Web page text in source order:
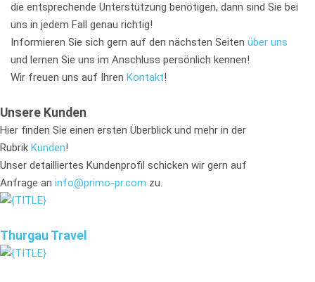
die entsprechende Unterstützung benötigen, dann sind Sie bei
uns in jedem Fall genau richtig!
Informieren Sie sich gern auf den nächsten Seiten über uns
und lernen Sie uns im Anschluss persönlich kennen!
Wir freuen uns auf Ihren Kontakt!
Unsere Kunden
Hier finden Sie einen ersten Überblick und mehr in der
Rubrik Kunden!
Unser detailliertes Kundenprofil schicken wir gern auf
Anfrage an info@primo-pr.com zu.
Thurgau Travel